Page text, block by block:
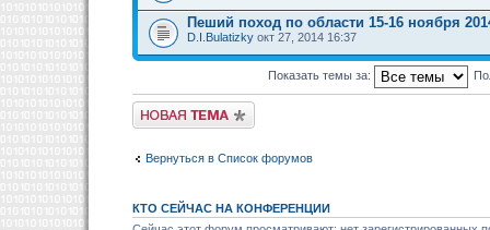
Пеший поход по области 15-16 ноября
D.I.Bulatizky окт 27, 2014 16:37
Показать темы за:
Новая тема
Вернуться в Список форумов
КТО СЕЙЧАС НА КОНФЕРЕНЦИИ